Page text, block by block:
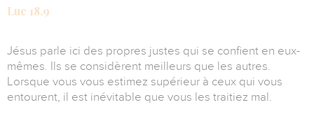
Luc 18.9
Jésus parle ici des propres justes qui se confient en eux-
mêmes. Ils se considèrent meilleurs que les autres.
Lorsque vous vous estimez supérieur à ceux qui vous
entourent, il est inévitable que vous les traitiez mal.